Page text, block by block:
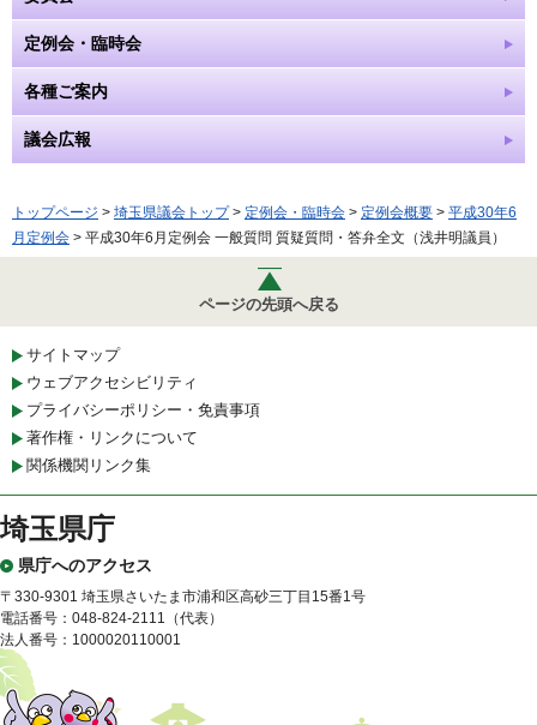
定例会・臨時会
各種ご案内
議会広報
トップページ > 埼玉県議会トップ> 定例会・臨時会 > 定例会概要 > 平成30年6
月定例会 > 平成30年6月定例会 一般質問 質疑質問・答弁全文（浅井明議員）
ページの先頭へ戻る
サイトマップ
ウェブアクセシビリティ
プライバシーポリシー・免責事項
著作権・リンクについて
関係機関リンク集
埼玉県庁
県庁へのアクセス
〒330-9301 埼玉県さいたま市浦和区高砂三丁目15番1号
電話番号：048-824-2111（代表）
法人番号：1000020110001